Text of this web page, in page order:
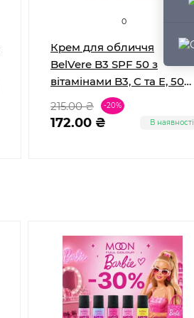
0
Крем для обличчя
BelVere B3 SPF 50 з
вітамінами B3, C та E, 50
215.00 ₴ -20%
172.00 ₴ В наявності